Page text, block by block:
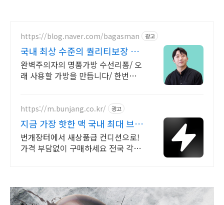
https://blog.naver.com/bagasman 광고
국내 최상 수준의 퀄리티보장 국
내 최상 수준의 퀄리티보장
완벽주의자의 명품가방 수선리폼/ 오
래 사용할 가방을 만듭니다/ 한번에
https://m.bunjang.co.kr/ 광고
지금 가장 핫한 맥 국내 최대 브랜
드 중고거래
번개장터에서 새상품급 컨디션으로!
가격 부담없이 구매하세요 전국 각지